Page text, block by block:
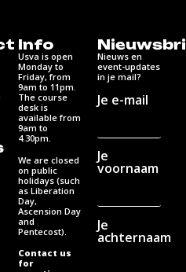
Info
Usva is open
Monday to
Friday, from
9am to 11pm.
The course
desk is
available from
9am to
4.30pm.
We are closed
on public
holidays (such
as Liberation
Day,
Ascension Day
and
Pentecost).
Contact us
for
Nieuws en
event-updates
in je mail?
Je e-mail
Je
voornaam
Je
achternaam